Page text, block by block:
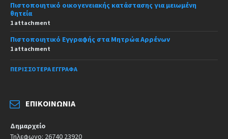
Πιστοποιητικό οικογενειακής κατάστασης για μειωμένη
θητεία
1 attachment
Πιστοποιητικό Εγγραφής στα Μητρώα Αρρένων
1 attachment
ΠΕΡΙΣΣΌΤΕΡΑ ΈΓΓΡΑΦΑ
ΕΠΙΚΟΙΝΩΝΊΑ
Δημαρχείο
Τηλεφωνο: 26740 23920